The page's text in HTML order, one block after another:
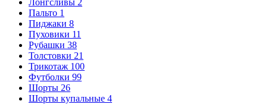
Лонгсливы 2
Пальто 1
Пиджаки 8
Пуховики 11
Рубашки 38
Толстовки 21
Трикотаж 100
Футболки 99
Шорты 26
Шорты купальные 4